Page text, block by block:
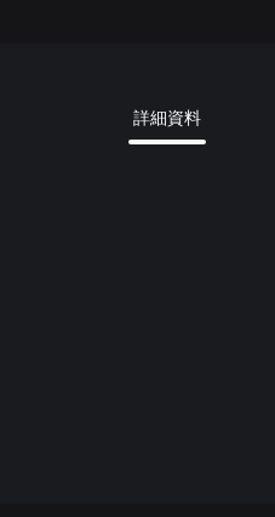
詳細資料